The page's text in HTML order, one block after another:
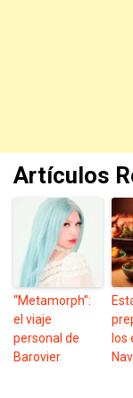
Artículos
“Metamorph”:
el viaje
personal de
Barovier
los